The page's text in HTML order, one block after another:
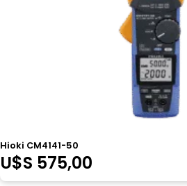
Hioki CM4141-50
U$S 575,00